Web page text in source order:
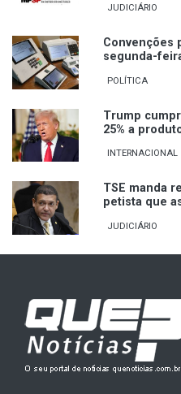
JUDICIÁRIO
Convenções
segunda-
POLÍTICA
Trump
25% a
INTERNACIONAL
TSE manda
petista que
JUDICIÁRIO